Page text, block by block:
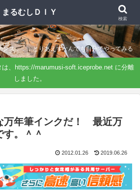
まるむしＤＩＹ
ンス．．．とりあえずなんでも自分でやってみる
、https://marumusi-soft.iceprobe.net に分離
しました。
万年筆インクだ！ 最近万
。＾＾
2012.01.26 2019.06.26
まるむしＤＩＹ
検索